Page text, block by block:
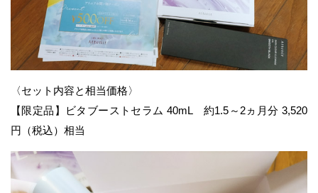
〈セット内容と相当価格〉
【限定品】ビタブーストセラム 40mL 約1.5～2ヵ月分 3,520
円（税込）相当